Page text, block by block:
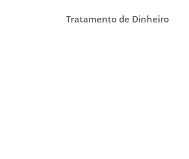
Tratamento de Dinheiro